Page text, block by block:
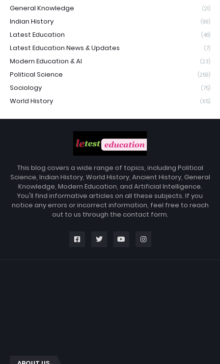
General Knowledge (21)
Indian History (99)
Latest Education (48)
Latest Education News & Updates (7)
Modern Education & AI (23)
Political Science (259)
Sociology (75)
World History (65)
This blog covers a wide range of topics, including Political
Science, Indian History, World History, Ancient History, General
Knowledge, Modern Education, and Artificial Intelligence.
You'll find informative articles on all these subjects. If you
notice any errors or incorrect information, feel free to reach
out to us through the contact form.